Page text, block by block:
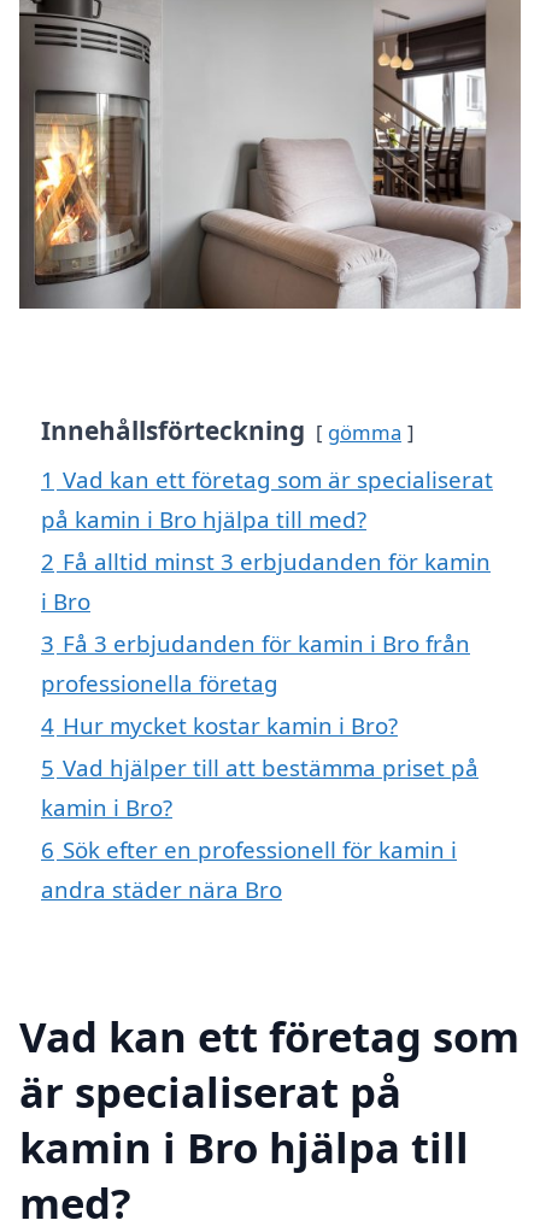
Innehållsförteckning gömma
1 Vad kan ett företag som är specialiserat
på kamin i Bro hjälpa till med?
2 Få alltid minst 3 erbjudanden för kamin
i Bro
3 Få 3 erbjudanden för kamin i Bro från
professionella företag
4 Hur mycket kostar kamin i Bro?
5 Vad hjälper till att bestämma priset på
kamin i Bro?
6 Sök efter en professionell för kamin i
andra städer nära Bro
Vad kan ett företag som
är specialiserat på
kamin i Bro hjälpa till
med?